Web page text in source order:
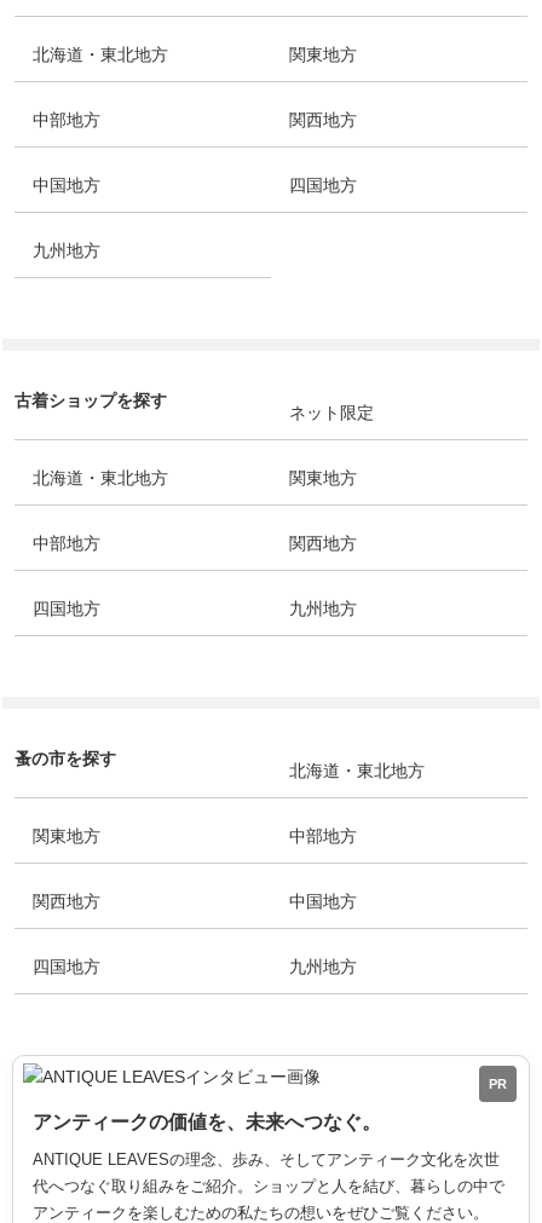
北海道・東北地方 関東地方
中部地方 関西地方
中国地方 四国地方
九州地方
古着ショップを探す
ネット限定
北海道・東北地方 関東地方
中部地方 関西地方
四国地方 九州地方
蚤の市を探す
北海道・東北地方
関東地方 中部地方
関西地方 中国地方
四国地方 九州地方
PR
アンティークの価値を、未来へつなぐ。
ANTIQUE LEAVESの理念、歩み、そしてアンティーク文化を次世
代へつなぐ取り組みをご紹介。ショップと人を結び、暮らしの中で
アンティークを楽しむための私たちの想いをぜひご覧ください。